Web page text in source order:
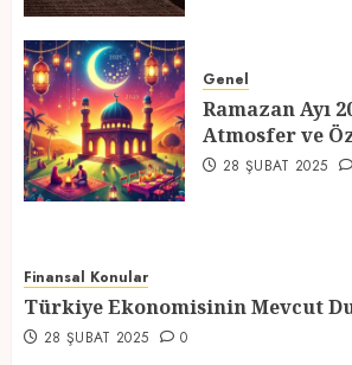
5
Atmosfer ve
28 ŞUBAT 2025
Genel
Ramazan Ayı
Atmosfer ve
28 ŞUBAT 2025
Finansal Konular
Türkiye Ekonomisinin Mevcut
28 ŞUBAT 2025 0